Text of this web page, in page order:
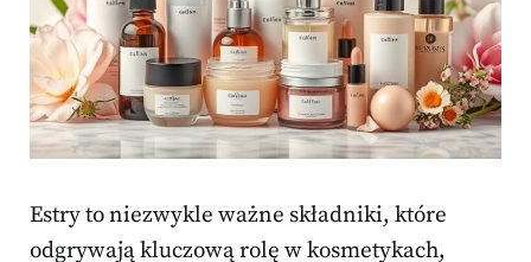
Estry to niezwykle ważne składniki, które
odgrywają kluczową rolę w kosmetykach,